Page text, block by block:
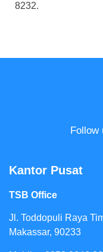
8232.
Follow
Kantor Pusat
TSB Office
Jl. Toddopuli Raya
Makassar, 90233